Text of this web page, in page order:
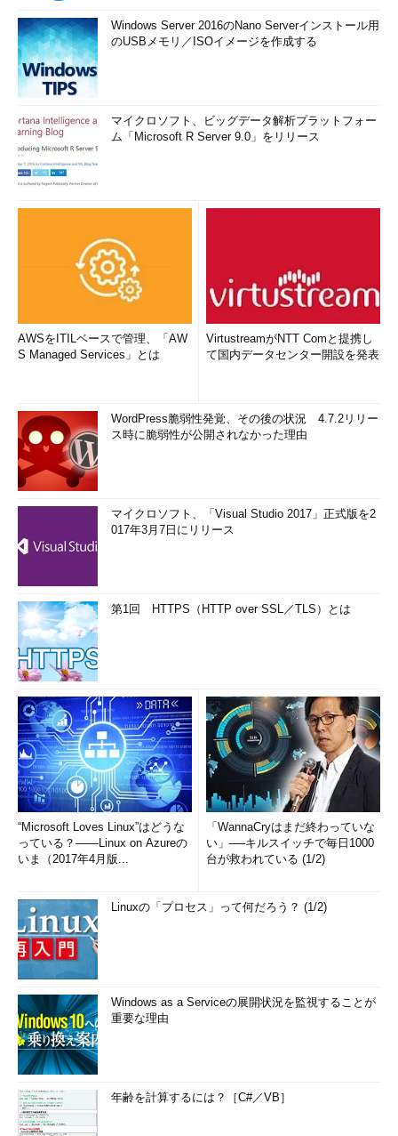
Windows Server 2016のNano Serverインストール用
のUSBメモリ／ISOイメージを作成する
マイクロソフト、ビッグデータ解析プラットフォー
ム「Microsoft R Server 9.0」をリリース
AWSをITILベースで管理、「AW
S Managed Services」とは
VirtustreamがNTT Comと提携し
て国内データセンター開設を発表
WordPress脆弱性発覚、その後の状況 4.7.2リリー
ス時に脆弱性が公開されなかった理由
マイクロソフト、「Visual Studio 2017」正式版を2
017年3月7日にリリース
第1回 HTTPS（HTTP over SSL／TLS）とは
“Microsoft Loves Linux”はどうな
っている？――Linux on Azureの
いま（2017年4月版...
「WannaCryはまだ終わっていな
い」──キルスイッチで毎日1000
台が救われている (1/2)
Linuxの「プロセス」って何だろう？ (1/2)
Windows as a Serviceの展開状況を監視することが
重要な理由
年齢を計算するには？［C#／VB］